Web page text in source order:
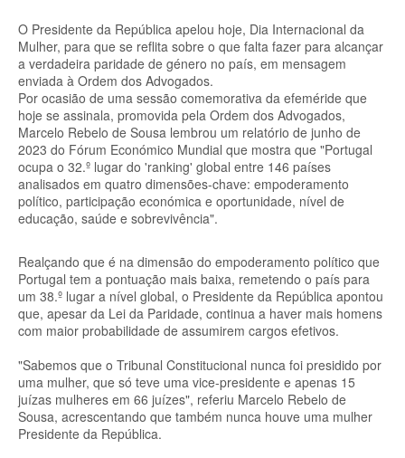
O Presidente da República apelou hoje, Dia Internacional da
Mulher, para que se reflita sobre o que falta fazer para alcançar
a verdadeira paridade de género no país, em mensagem
enviada à Ordem dos Advogados.
Por ocasião de uma sessão comemorativa da efeméride que
hoje se assinala, promovida pela Ordem dos Advogados,
Marcelo Rebelo de Sousa lembrou um relatório de junho de
2023 do Fórum Económico Mundial que mostra que "Portugal
ocupa o 32.º lugar do 'ranking' global entre 146 países
analisados em quatro dimensões-chave: empoderamento
político, participação económica e oportunidade, nível de
educação, saúde e sobrevivência".
Realçando que é na dimensão do empoderamento político que
Portugal tem a pontuação mais baixa, remetendo o país para
um 38.º lugar a nível global, o Presidente da República apontou
que, apesar da Lei da Paridade, continua a haver mais homens
com maior probabilidade de assumirem cargos efetivos.
"Sabemos que o Tribunal Constitucional nunca foi presidido por
uma mulher, que só teve uma vice-presidente e apenas 15
juízas mulheres em 66 juízes", referiu Marcelo Rebelo de
Sousa, acrescentando que também nunca houve uma mulher
Presidente da República.